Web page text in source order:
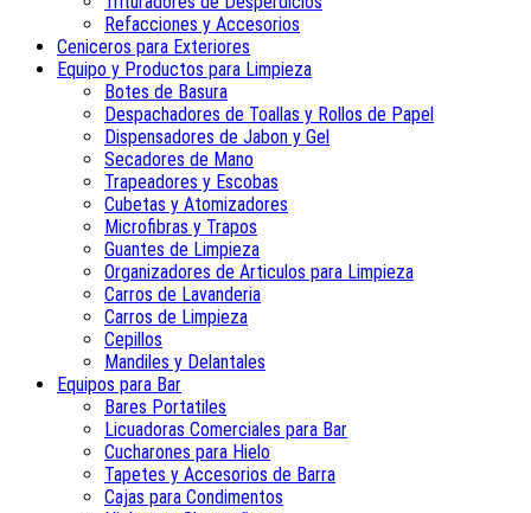
Refacciones y Accesorios
Ceniceros para Exteriores
Equipo y Productos para Limpieza
Botes de Basura
Despachadores de Toallas y Rollos de Papel
Dispensadores de Jabon y Gel
Secadores de Mano
Trapeadores y Escobas
Cubetas y Atomizadores
Microfibras y Trapos
Guantes de Limpieza
Organizadores de Articulos para Limpieza
Carros de Lavanderia
Carros de Limpieza
Cepillos
Mandiles y Delantales
Equipos para Bar
Bares Portatiles
Licuadoras Comerciales para Bar
Cucharones para Hielo
Tapetes y Accesorios de Barra
Cajas para Condimentos